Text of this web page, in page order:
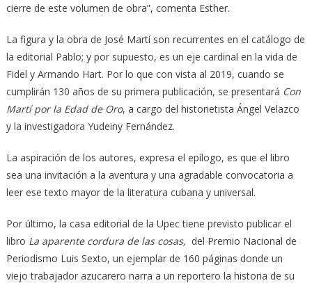
cierre de este volumen de obra”, comenta Esther.
La figura y la obra de José Martí son recurrentes en el catálogo de
la editorial Pablo; y por supuesto, es un eje cardinal en la vida de
Fidel y Armando Hart. Por lo que con vista al 2019, cuando se
cumplirán 130 años de su primera publicación, se presentará Con
Martí por la Edad de Oro, a cargo del historietista Ángel Velazco
y la investigadora Yudeiny Fernández.
La aspiración de los autores, expresa el epílogo, es que el libro
sea una invitación a la aventura y una agradable convocatoria a
leer ese texto mayor de la literatura cubana y universal.
Por último, la casa editorial de la Upec tiene previsto publicar el
libro La aparente cordura de las cosas, del Premio Nacional de
Periodismo Luis Sexto, un ejemplar de 160 páginas donde un
viejo trabajador azucarero narra a un reportero la historia de su